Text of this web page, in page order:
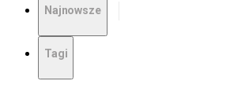
Najnowsze
Tagi